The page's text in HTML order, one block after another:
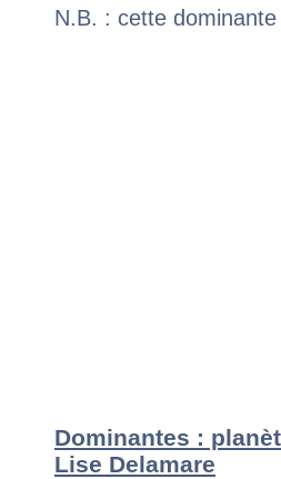
N.B. : cette
Dominantes :
Lise Delamare